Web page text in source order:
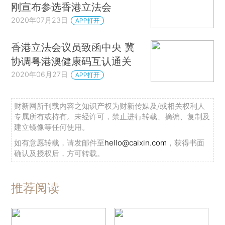
刚宣布参选香港立法会
2020年07月23日 APP打开
香港立法会议员致函中央 冀
协调粤港澳健康码互认通关
2020年06月27日 APP打开
财新网所刊载内容之知识产权为财新传媒及/或相关权利人
专属所有或持有。未经许可，禁止进行转载、摘编、复制及
建立镜像等任何使用。
如有意愿转载，请发邮件至hello@caixin.com ，获得书面
确认及授权后，方可转载。
推荐阅读